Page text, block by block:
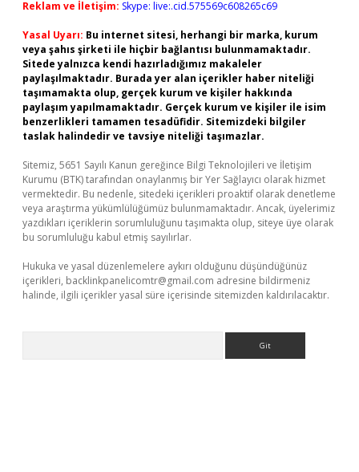
Reklam ve İletişim: Skype: live:.cid.575569c608265c69
Yasal Uyarı: Bu internet sitesi, herhangi bir marka, kurum
veya şahıs şirketi ile hiçbir bağlantısı bulunmamaktadır.
Sitede yalnızca kendi hazırladığımız makaleler
paylaşılmaktadır. Burada yer alan içerikler haber niteliği
taşımamakta olup, gerçek kurum ve kişiler hakkında
paylaşım yapılmamaktadır. Gerçek kurum ve kişiler ile isim
benzerlikleri tamamen tesadüfidir. Sitemizdeki bilgiler
taslak halindedir ve tavsiye niteliği taşımazlar.
Sitemiz, 5651 Sayılı Kanun gereğince Bilgi Teknolojileri ve İletişim
Kurumu (BTK) tarafından onaylanmış bir Yer Sağlayıcı olarak hizmet
vermektedir. Bu nedenle, sitedeki içerikleri proaktif olarak denetleme
veya araştırma yükümlülüğümüz bulunmamaktadır. Ancak, üyelerimiz
yazdıkları içeriklerin sorumluluğunu taşımakta olup, siteye üye olarak
bu sorumluluğu kabul etmiş sayılırlar.
Hukuka ve yasal düzenlemelere aykırı olduğunu düşündüğünüz
içerikleri, backlinkpanelicomtr@gmail.com adresine bildirmeniz
halinde, ilgili içerikler yasal süre içerisinde sitemizden kaldırılacaktır.